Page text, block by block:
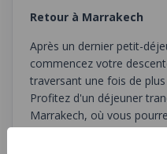
Retour à Marrakech
Après un dernier petit-
commencez votre
traversant une fois de
Profitez d'un déjeuner
Marrakech, où vous
animés, les palais et les